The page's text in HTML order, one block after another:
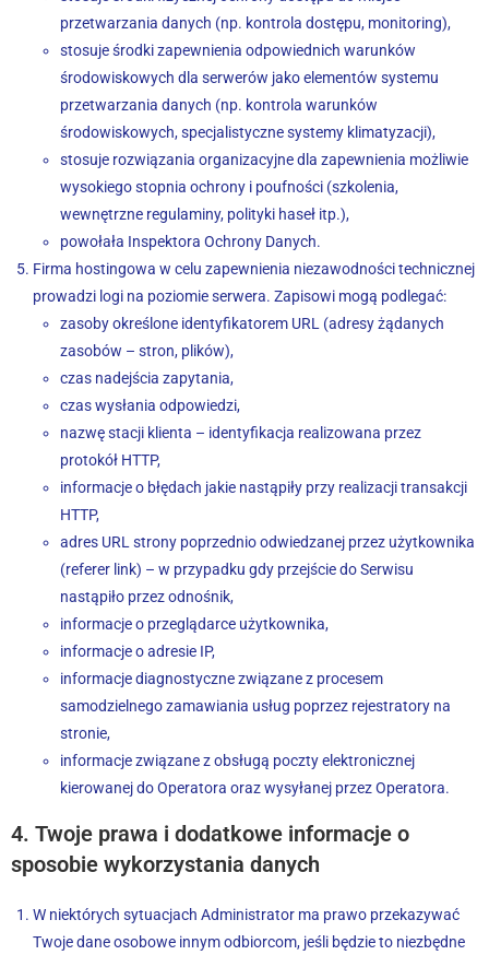
przetwarzania danych (np. kontrola dostępu, monitoring),
stosuje środki zapewnienia odpowiednich warunków
środowiskowych dla serwerów jako elementów systemu
przetwarzania danych (np. kontrola warunków
środowiskowych, specjalistyczne systemy klimatyzacji),
stosuje rozwiązania organizacyjne dla zapewnienia możliwie
wysokiego stopnia ochrony i poufności (szkolenia,
wewnętrzne regulaminy, polityki haseł itp.),
powołała Inspektora Ochrony Danych.
Firma hostingowa w celu zapewnienia niezawodności technicznej
prowadzi logi na poziomie serwera. Zapisowi mogą podlegać:
zasoby określone identyfikatorem URL (adresy żądanych
zasobów – stron, plików),
czas nadejścia zapytania,
czas wysłania odpowiedzi,
nazwę stacji klienta – identyfikacja realizowana przez
protokół HTTP,
informacje o błędach jakie nastąpiły przy realizacji transakcji
HTTP,
adres URL strony poprzednio odwiedzanej przez użytkownika
(referer link) – w przypadku gdy przejście do Serwisu
nastąpiło przez odnośnik,
informacje o przeglądarce użytkownika,
informacje o adresie IP,
informacje diagnostyczne związane z procesem
samodzielnego zamawiania usług poprzez rejestratory na
stronie,
informacje związane z obsługą poczty elektronicznej
kierowanej do Operatora oraz wysyłanej przez Operatora.
4. Twoje prawa i dodatkowe informacje o
sposobie wykorzystania danych
W niektórych sytuacjach Administrator ma prawo przekazywać
Twoje dane osobowe innym odbiorcom, jeśli będzie to niezbędne